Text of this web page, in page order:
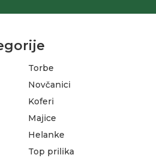
Torbe
Novčanici
Koferi
Majice
Helanke
Top prilika